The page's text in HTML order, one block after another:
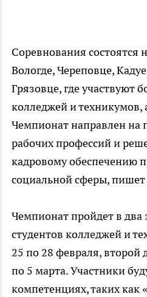
Соревнования состоятся
Вологде, Череповце,
Грязовце, где участвуют
колледжей и
Чемпионат направлен на
рабочих профессий и
кадровому обеспечению
социальной сферы, пишет
Чемпионат пройдет в два
студентов колледжей и
25 по 28 февраля,
по 5 марта. Участники
компетенциях, таких